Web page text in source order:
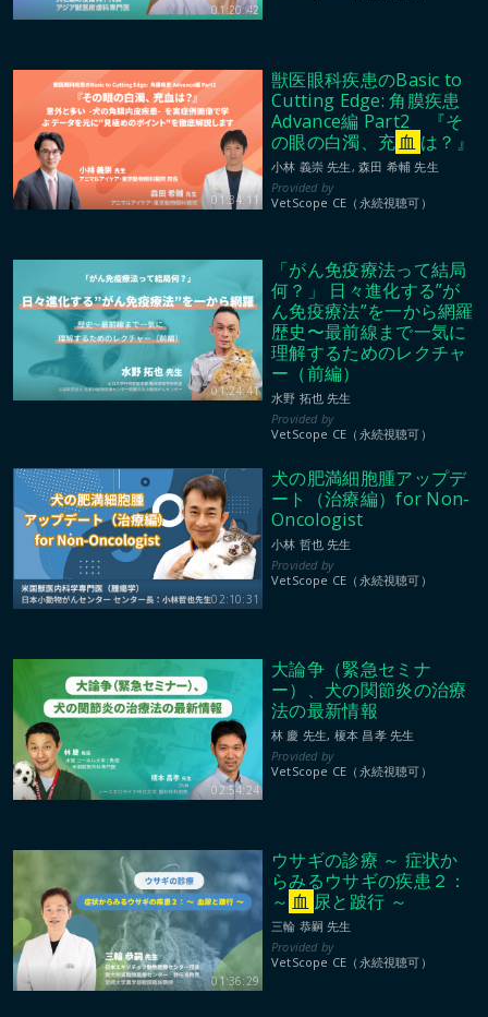
01:20:42
01:34:11
獣医眼科疾患のBasic to
Cutting Edge: 角膜疾患
Advance編 Part2 『そ
の眼の白濁、充 血 は？』
小林 義崇 先生, 森田 希輔 先生
VetScope CE（永続視聴可）
01:24:41
「がん免疫療法って結局
何？」 日々進化する”が
ん免疫療法”を一から網羅
歴史〜最前線まで一気に
理解するためのレクチャ
ー（前編）
水野 拓也 先生
VetScope CE（永続視聴可）
02:10:31
犬の肥満細胞腫アップデ
ート（治療編）for Non-
Oncologist
小林 哲也 先生
VetScope CE（永続視聴可）
02:54:24
大論争（緊急セミナ
ー）、犬の関節炎の治療
法の最新情報
林 慶 先生, 榎本 昌孝 先生
VetScope CE（永続視聴可）
01:36:29
ウサギの診療 ～ 症状か
らみるウサギの疾患２：
～ 血 尿と跛行 ～
三輪 恭嗣 先生
VetScope CE（永続視聴可）